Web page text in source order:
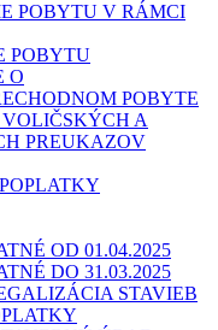
POBYTU V RÁMCI
POBYTU
O
POBYTE
A
PREUKAZOV
OD 01.04.2025
DO 31.03.2025
STAVIEB